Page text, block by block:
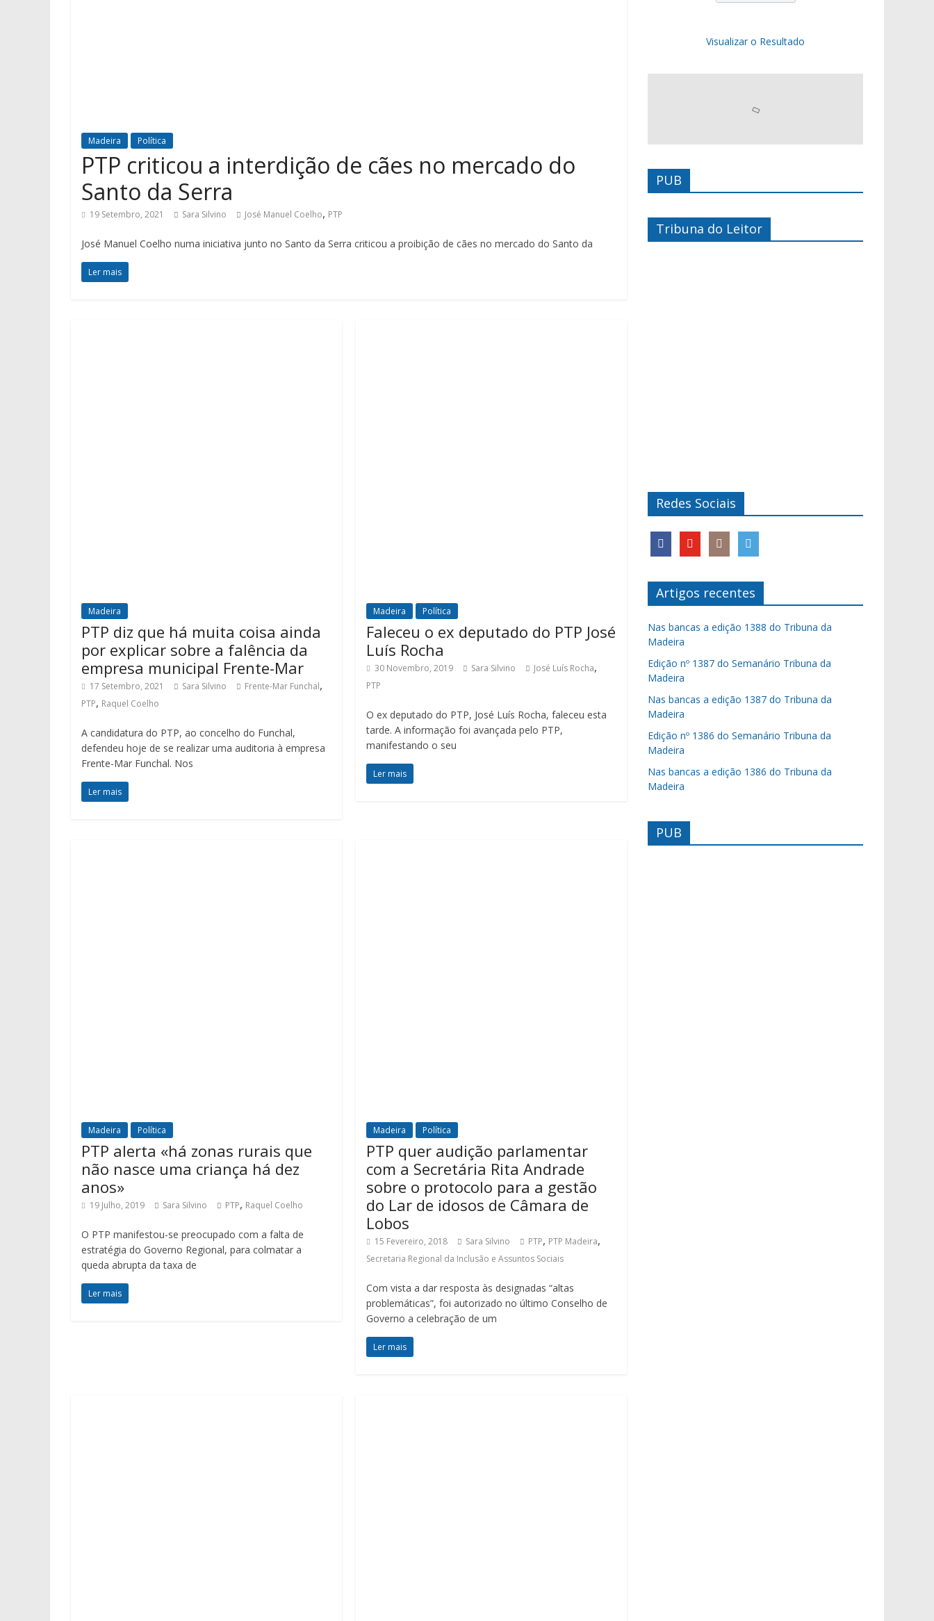
Madeira Política
PTP criticou a interdição de cães no mercado do
Santo da Serra
19 Setembro, 2021 Sara Silvino José Manuel Coelho, PTP
José Manuel Coelho numa iniciativa junto no Santo da Serra criticou a proibição de cães no mercado do Santo da
Ler mais
Madeira
PTP diz que há muita coisa ainda
por explicar sobre a falência da
empresa municipal Frente-Mar
17 Setembro, 2021 Sara Silvino Frente-Mar Funchal,
PTP, Raquel Coelho
A candidatura do PTP, ao concelho do Funchal,
defendeu hoje de se realizar uma auditoria à empresa
Frente-Mar Funchal. Nos
Ler mais
Madeira Política
Faleceu o ex deputado do PTP José
Luís Rocha
30 Novembro, 2019 Sara Silvino José Luís Rocha,
PTP
O ex deputado do PTP, José Luís Rocha, faleceu esta
tarde. A informação foi avançada pelo PTP,
manifestando o seu
Ler mais
Madeira Política
PTP alerta «há zonas rurais que
não nasce uma criança há dez
anos»
19 Julho, 2019 Sara Silvino PTP, Raquel Coelho
O PTP manifestou-se preocupado com a falta de
estratégia do Governo Regional, para colmatar a
queda abrupta da taxa de
Ler mais
Madeira Política
PTP quer audição parlamentar
com a Secretária Rita Andrade
sobre o protocolo para a gestão
do Lar de idosos de Câmara de
Lobos
15 Fevereiro, 2018 Sara Silvino PTP, PTP Madeira,
Secretaria Regional da Inclusão e Assuntos Sociais
Com vista a dar resposta às designadas “altas
problemáticas”, foi autorizado no último Conselho de
Governo a celebração de um
Ler mais
Visualizar o Resultado
PUB
Tribuna do Leitor
Redes Sociais
Artigos recentes
Nas bancas a edição 1388 do Tribuna da
Madeira
Edição nº 1387 do Semanário Tribuna da
Madeira
Nas bancas a edição 1387 do Tribuna da
Madeira
Edição nº 1386 do Semanário Tribuna da
Madeira
Nas bancas a edição 1386 do Tribuna da
Madeira
PUB